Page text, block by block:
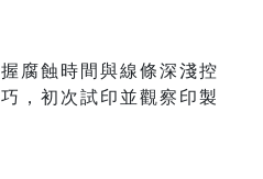
腐蝕時間與線條深淺控
，初次試印並觀察印製